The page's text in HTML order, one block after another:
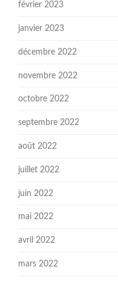
février 2023
janvier 2023
décembre 2022
novembre 2022
octobre 2022
septembre 2022
août 2022
juillet 2022
juin 2022
mai 2022
avril 2022
mars 2022